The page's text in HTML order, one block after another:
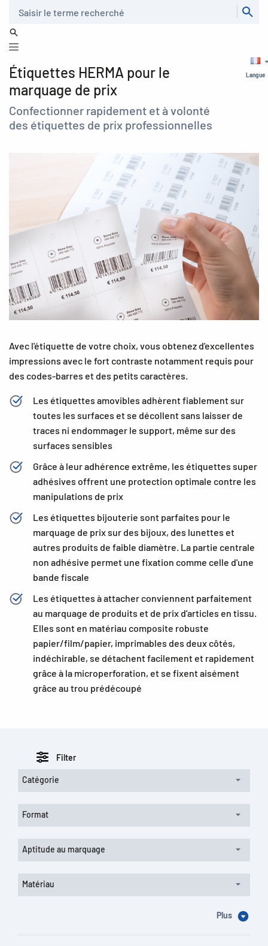
Langue
Étiquettes HERMA pour le
marquage de prix
Confectionner rapidement et à volonté
des étiquettes de prix professionnelles
Avec l'étiquette de votre choix, vous obtenez d'excellentes
impressions avec le fort contraste notamment requis pour
des codes-barres et des petits caractères.
Les étiquettes amovibles adhèrent fiablement sur
toutes les surfaces et se décollent sans laisser de
traces ni endommager le support, même sur des
surfaces sensibles
Grâce à leur adhérence extrême, les étiquettes super
adhésives offrent une protection optimale contre les
manipulations de prix
Les étiquettes bijouterie sont parfaites pour le
marquage de prix sur des bijoux, des lunettes et
autres produits de faible diamètre. La partie centrale
non adhésive permet une fixation comme celle d'une
bande fiscale
Les étiquettes à attacher conviennent parfaitement
au marquage de produits et de prix d'articles en tissu.
Elles sont en matériau composite robuste
papier/film/papier, imprimables des deux côtés,
indéchirable, se détachent facilement et rapidement
grâce à la microperforation, et se fixent aisément
grâce au trou prédécoupé
Filter
Catégorie
Format
Aptitude au marquage
Matériau
Plus